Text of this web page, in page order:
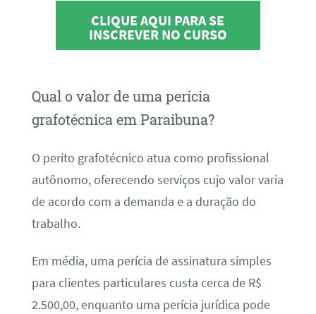
CLIQUE AQUI PARA SE
INSCREVER NO CURSO
Qual o valor de uma perícia
grafotécnica em Paraibuna?
O perito grafotécnico atua como profissional
autônomo, oferecendo serviços cujo valor varia
de acordo com a demanda e a duração do
trabalho.
Em média, uma perícia de assinatura simples
para clientes particulares custa cerca de R$
2.500,00, enquanto uma perícia jurídica pode